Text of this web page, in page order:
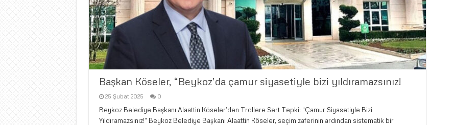
Başkan Köseler, “Beykoz’da çamur siyasetiyle bizi yıldıramazsınız!
25 Şubat 2025 0
Beykoz Belediye Başkanı Alaattin Köseler’den Trollere Sert Tepki: “Çamur Siyasetiyle Bizi
Yıldıramazsınız!” Beykoz Belediye Başkanı Alaattin Köseler, seçim zaferinin ardından sistematik bir